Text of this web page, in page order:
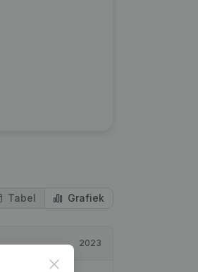
Tabel Grafiek
2023
Close